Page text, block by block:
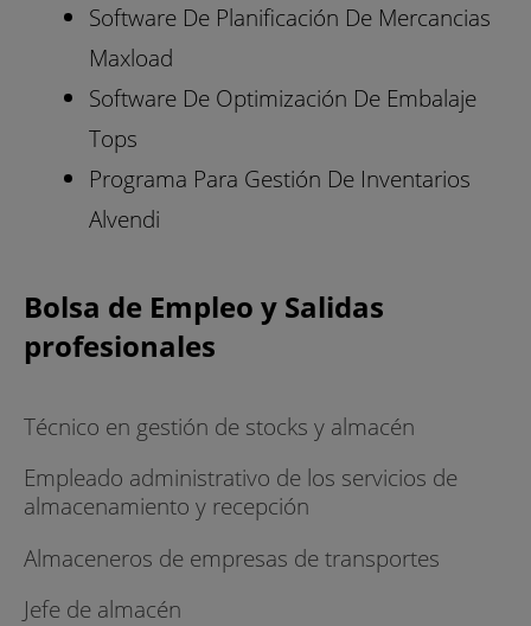
Software De Planificación De Mercancias
Maxload
Software De Optimización De Embalaje
Tops
Programa Para Gestión De Inventarios
Alvendi
Bolsa de Empleo y Salidas
profesionales
Técnico en gestión de stocks y almacén
Empleado administrativo de los servicios de
almacenamiento y recepción
Almaceneros de empresas de transportes
Jefe de almacén